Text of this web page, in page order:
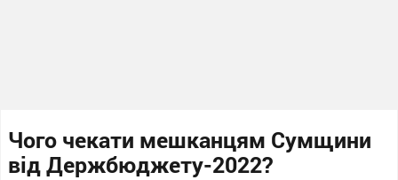
Чого чекати мешканцям Сумщини
від Держбюджету-2022?